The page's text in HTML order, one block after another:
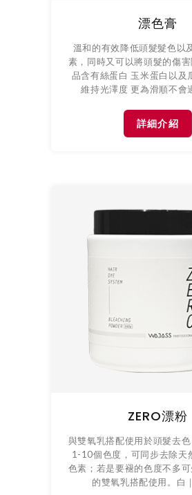
漂色膏
溫和的有效降低頭髮髮色以
素，同時又可以將頭髮的傷
品含有絲蛋白 玉米蛋白以及
維持光澤度 更為滑順不會
詳細介紹
ZERO漂粉
與雙氧乳搭配使用於頭髮去
1-10個色度，可同步去除天
色素；若是要褪的色度不多
的雙氧乳搭配使用。白